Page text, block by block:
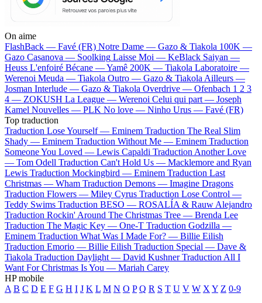
On aime
FlashBack — Favé (FR) Notre Dame — Gazo & Tiakola 100K —
Gazo Casanova — Soolking Laisse Moi — KeBlack Saiyan —
Heuss L'enfoiré Bécane —Yamê 200K — Tiakola Laboratoire —
Werenoi Meuda — Tiakola Outro — Gazo & Tiakola Ailleurs —
Josman Interlude — Gazo & Tiakola Overdrive — Ofenbach 1 2 3
4 — ZOKUSH La League — Werenoi Celui qui part — Joseph
Kamel Nouvelles — PLK No love — Ninho Urus — Favé (FR)
Top traduction
Traduction Lose Yourself — Eminem Traduction The Real Slim
Shady — Eminem Traduction Without Me — Eminem Traduction
Someone You Loved — Lewis Capaldi Traduction Another Love
— Tom Odell Traduction Can't Hold Us — Macklemore and Ryan
Lewis Traduction Mockingbird — Eminem Traduction Last
Christmas — Wham Traduction Demons — Imagine Dragons
Traduction Flowers — Miley Cyrus Traduction Lose Control —
Teddy Swims Traduction BESO — ROSALÍA & Rauw Alejandro
Traduction Rockin' Around The Christmas Tree — Brenda Lee
Traduction The Magic Key — One-T Traduction Godzilla —
Eminem Traduction What Was I Made For? — Billie Eilish
Traduction Emorio — Billie Eilish Traduction Special — Dave &
Tiakola Traduction Daylight — David Kushner Traduction All I
Want For Christmas Is You — Mariah Carey
HP mobile
A B C D E F G H I J K L M N O P Q R S T U V W X Y Z 0-9